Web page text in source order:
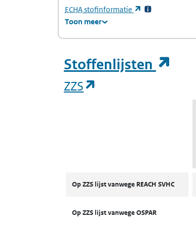
ECHA(Europees Agentschap voor
stofinformatie
(opent in een
Toon meer
Stoffenlijsten
ZZS
Op ZZS lijst vanwege REACH SVHC
Op ZZS lijst vanwege OSPAR